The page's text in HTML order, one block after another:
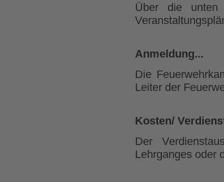
Über die
Anmeldung...
Die
Leiter der
Kosten/
Der
Lehrganges oder